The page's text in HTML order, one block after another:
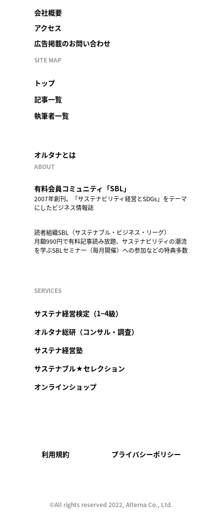
会社概要
アクセス
広告掲載のお問い合わせ
SITE MAP
トップ
記事一覧
執筆者一覧
オルタナとは
ABOUT
有料会員コミュニティ「SBL」
2007年創刊。「サステナビリティ経営とSDGs」をテーマ
にしたビジネス情報誌
読者組織SBL（サステナブル・ビジネス・リーグ）
月額990円で有料記事読み放題、サステナビリティの潮流
を学ぶSBLセミナー（毎月開催）への参加などの特典多数
SERVICES
サステナ経営検定（1~4級）
オルタナ総研（コンサル・調査）
サステナ経営塾
サステナブル★セレクション
オンラインショップ
利用規約 プライバシーポリシー
©︎All rights reserved 2022, Alterna Co., Ltd.